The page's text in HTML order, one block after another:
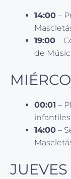
14:00 –
19:00 –
de
00:01 –
infantiles
14:00 –